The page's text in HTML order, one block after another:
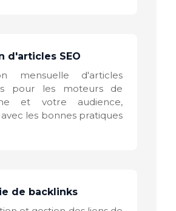
d'articles SEO
mensuelle d'articles
pour les moteurs de
et votre audience,
les bonnes pratiques
de backlinks